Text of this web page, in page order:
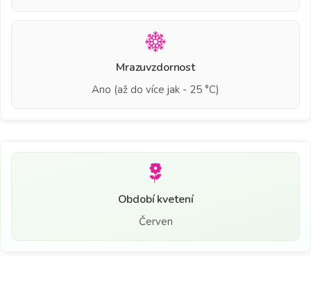
Mrazuvzdornost
Ano (až do více jak - 25 °C)
Období kvetení
Červen